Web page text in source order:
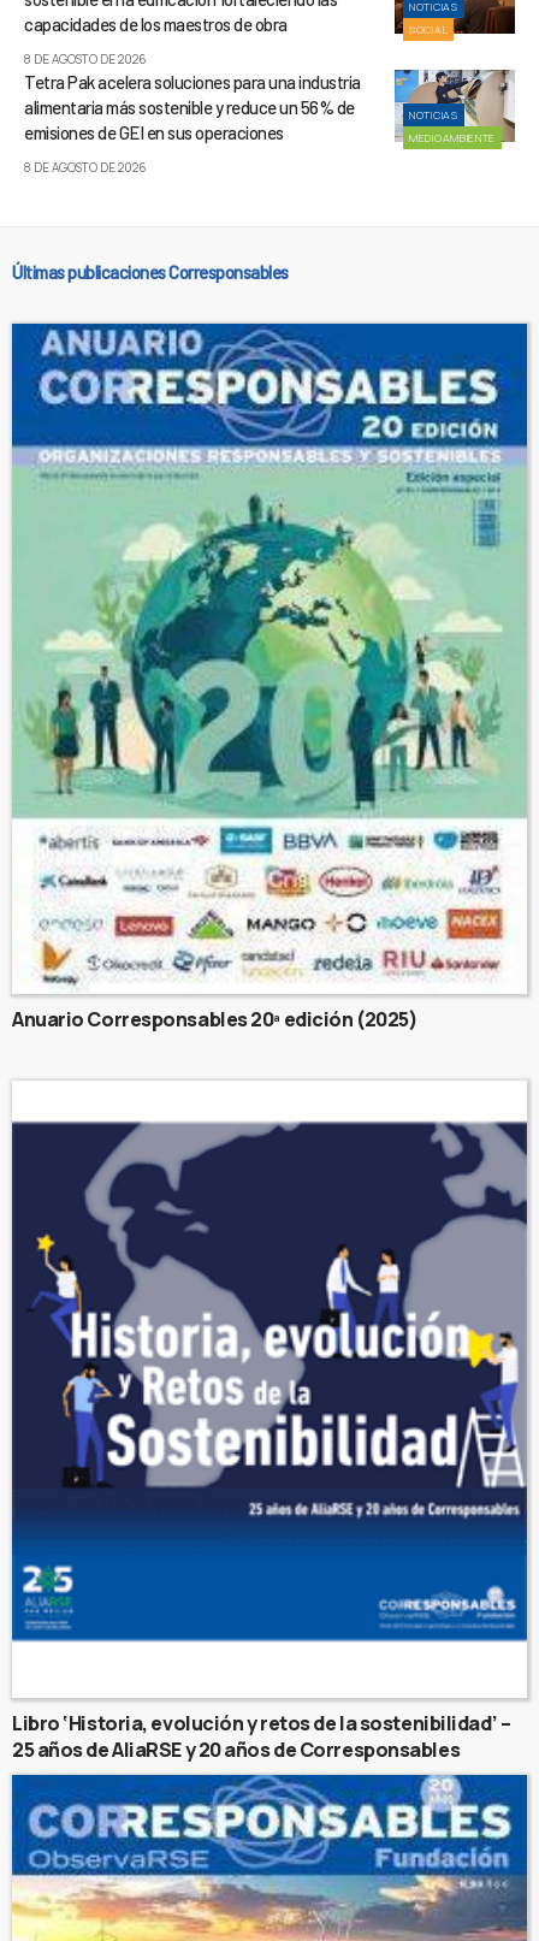
NOTICIAS
SOCIAL
capacidades de los maestros de obra
8 DE AGOSTO DE 2026
NOTICIAS
MEDIOAMBIENTE
Tetra Pak acelera soluciones para una industria
alimentaria más sostenible y reduce un 56% de
emisiones de GEI en sus operaciones
8 DE AGOSTO DE 2026
Últimas publicaciones Corresponsables
Anuario Corresponsables 20ª edición (2025)
Libro ‘Historia, evolución y retos de la sostenibilidad’ –
25 años de AliaRSE y 20 años de Corresponsables